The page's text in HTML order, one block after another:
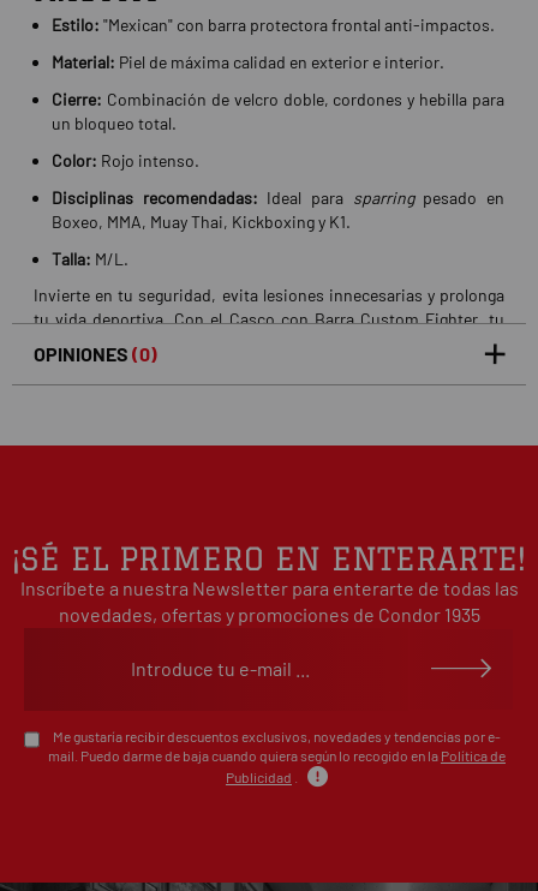
Estilo: "Mexican" con barra protectora frontal anti-impactos.
Material: Piel de máxima calidad en exterior e interior.
Cierre: Combinación de velcro doble, cordones y hebilla para
un bloqueo total.
Color: Rojo intenso.
Disciplinas recomendadas: Ideal para sparringpesado en
Boxeo, MMA, Muay Thai, Kickboxing y K1.
Talla: M/L.
Invierte en tu seguridad, evita lesiones innecesarias y prolonga
tu vida deportiva. Con el Casco con Barra Custom Fighter, tu
única preocupación será perfeccionar tu técnica asalto tras
asalto
OPINIONES (0)
5
4
0%
estrellas
0%
1
estrellas 0%
¡SÉ EL PRIMERO EN ENTERARTE!
Inscríbete a nuestra Newsletter para enterarte de todas las
novedades, ofertas y promociones de Condor 1935
Me gustaría recibir descuentos exclusivos, novedades y tendencias por e-
mail. Puedo darme de baja cuando quiera según lo recogido en la Política de
Publicidad